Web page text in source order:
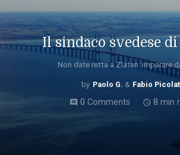
Il sindaco svedese
Non date retta a Zlatan: imparare
Paolo G. Fabio
comment0 Comments access_time 8 min